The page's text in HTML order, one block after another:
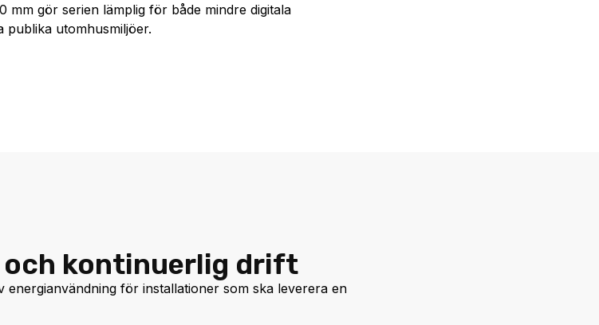
mm gör serien lämplig för både mindre digitala
utomhusmiljöer.
kontinuerlig drift
för installationer som ska leverera en